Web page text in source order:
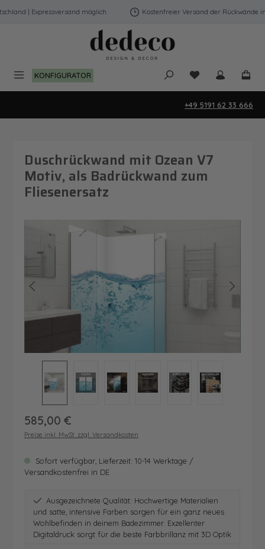
Zum Hauptinhalt springen
| Expressversand möglich Kostenfreier Versand der Rückwände in
KONFIGURATOR Du hast 0
+49 5191 62 33 666
Duschrückwand mit Ozean V7
Motiv, als Badrückwand zum
Fliesenersatz
Regulärer Preis:
585,00 €
Preise inkl. MwSt. zzgl. Versandkosten
Sofort verfügbar, Lieferzeit: 10-14 Werktage /
Versandkostenfrei in DE
Ausgezeichnete Qualität: Hochwertige Materialien
und satte, intensive Farben sorgen für ein ganz neues
Wohlbefinden in deinem Badezimmer. Exzellenter
Digitaldruck sorgt für die beste Farbbrillanz mit 3D Optik